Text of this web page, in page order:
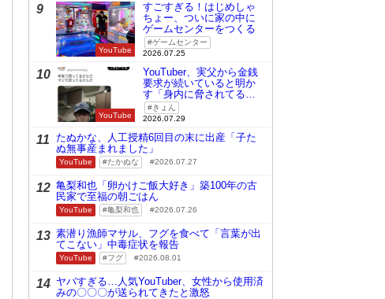
9
YouTube
すごすぎる！はじめしゃ
ちょー、ついに家の中に
ゲームセンターをつくる
ゲームセンター
2026.07.25
10
YouTube
YouTuber、実父から金銭
要求が続いていると明か
す「身内に脅されてる
の」きょん
2026.07.29
11
たぬかな、人工授精6回目の末に出産「子た
ぬ無事産まれました」
YouTube たかぬな 2026.07.27
12 亀梨和也「卵かけご飯大好き」築100年の古
民家で至福の朝ごはん
YouTube 亀梨和也 2026.07.26
13 素潜り漁師マサル、フグを食べて「言葉が出
てこない」中毒症状を報告
YouTube フグ 2026.08.01
14 ヤバすぎる…人気YouTuber、女性から使用済
みの〇〇〇が送られてきたと激怒